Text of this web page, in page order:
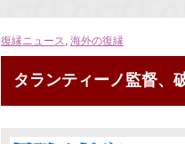
復縁ニュース 海外の復縁
タランティーノ監督、